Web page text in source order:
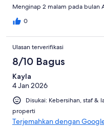
Menginap 2 malam pada bulan
0
Ulasan terverifikasi
8/10 Bagus
Kayla
4 Jan 2026
Disukai: Kebersihan, staf &
properti
Terjemahkan dengan